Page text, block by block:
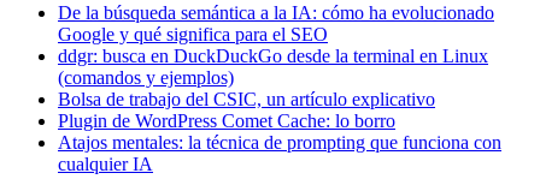
De la búsqueda semántica a la IA: cómo ha evolucionado
Google y qué significa para el SEO
ddgr: busca en DuckDuckGo desde la terminal en Linux
(comandos y ejemplos)
Bolsa de trabajo del CSIC, un artículo explicativo
Plugin de WordPress Comet Cache: lo borro
Atajos mentales: la técnica de prompting que funciona con
cualquier IA